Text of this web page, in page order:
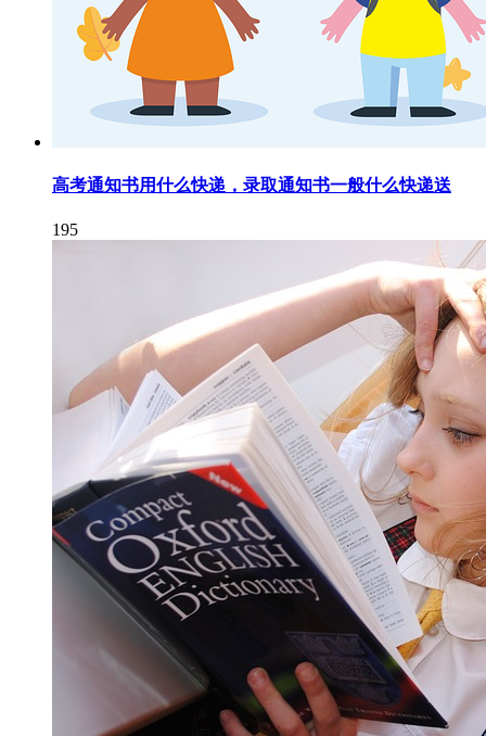
高考通知书用什么快递，录取通知书一般什么快递送
195